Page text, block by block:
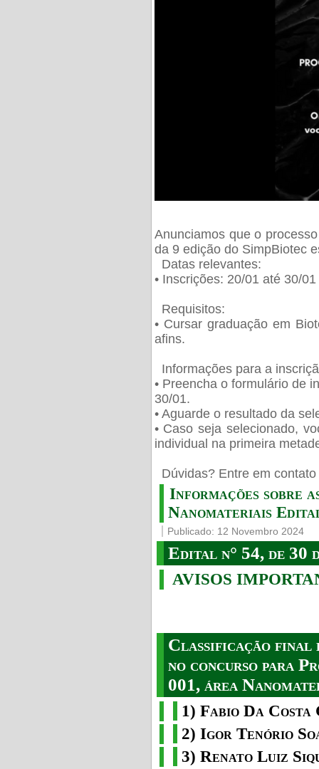
Anunciamos que o
da 9 edição do SimpBiotec
Datas relevantes:
• Inscrições: 20/01 até 30/01
Requisitos:
• Cursar graduação em
afins.
Informações para a
• Preencha o formulário de
30/01.
• Aguarde o resultado da
• Caso seja selecionado,
individual na primeira
Dúvidas? Entre em
Informações sobre
Nanomateriais
Publicado: 12 Novembro 2024
Edital n° 54, de 30
AVISOS
Classificação final
no concurso para
001, área
1) Fabio Da
2) Igor Tenório
3) Renato Luiz